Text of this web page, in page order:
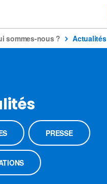
sommes-nous ? Actualités
PRESSE